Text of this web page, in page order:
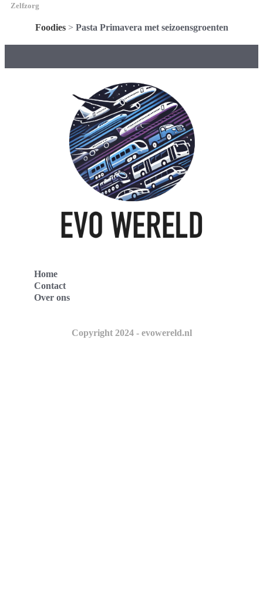
Zelfzorg
Foodies> Pasta Primavera met seizoensgroenten
Home
Contact
Over ons
Copyright 2024 - evowereld.nl